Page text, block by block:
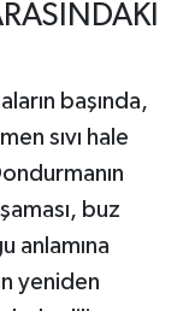
başında,
sıvı hale
buz
anlamına
yeniden